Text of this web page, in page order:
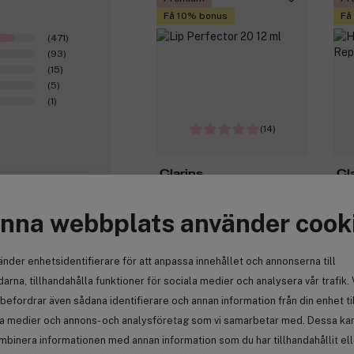
webbplats använder
enhetsidentifierare för att anpassa innehållet och annonserna till
tillhandahålla funktioner för sociala medier och analysera vår trafik.
även sådana identifierare och annan information från din enhet
medier och annons- och analysföretag som vi samarbetar med. Dessa
informationen med annan information som du har tillhandahållit
Få 10% bonus
(14)
Clarins
Medlemspris:
vid köp av 2 från Clarins
vid
(471)
(93)
(15)
(5)
(1)